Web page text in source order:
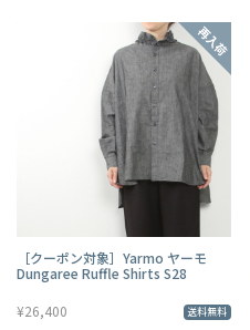
［クーポン対象］Yarmo ヤーモ
Dungaree Ruffle Shirts S28
¥26,400 送料無料